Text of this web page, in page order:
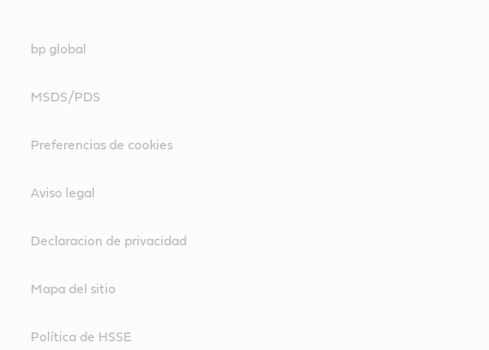
bp global
MSDS/PDS
Preferencias de cookies
Aviso legal
Declaracion de privacidad
Mapa del sitio
Política de HSSE